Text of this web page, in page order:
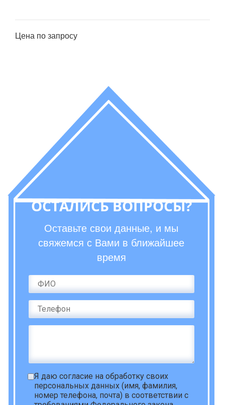
Цена по запросу
ОСТАЛИСЬ ВОПРОСЫ?
Оставьте свои данные, и мы
свяжемся с Вами в ближайшее
время
Я даю согласие на обработку своих
персональных данных (имя, фамилия,
номер телефона, почта) в соответствии с